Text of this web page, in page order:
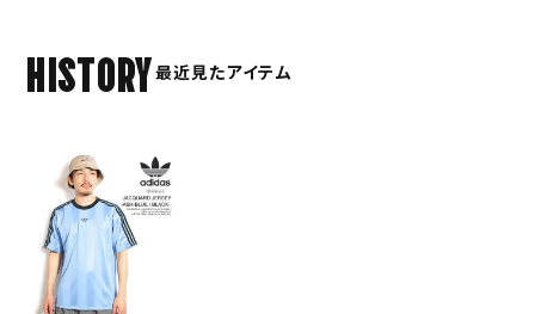
HISTORY最近見たアイテム